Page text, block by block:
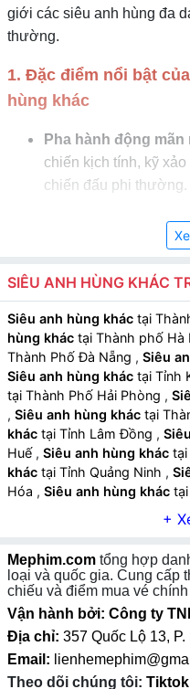
giới các siêu anh hùng đa
thường.
1. Đặc điểm nổi bật
hùng khác
Pha hành động mãn
chiến kịch tính, kỹ
chiến đấu phi thường.
Sức mạnh đặc biệt
các siêu anh hùng
Bối cảnh đa dạng
vùng đất nguy hiểm
dựng chi tiết, sống
Âm nhạc và hiệu
tráng, hiệu ứng âm
trải nghiệm hồi hộp và
SIÊU ANH HÙNG KHÁC
Siêu anh hùng khác tại
hùng khác tại Thành phố Hà
Thành Phố Đà Nẵng , Siêu
Siêu anh hùng khác tại Tỉnh
tại Thành Phố Hải Phòng ,
, Siêu anh hùng khác tại
khác tại Tỉnh Lâm Đồng ,
Huế , Siêu anh hùng khác tại
khác tại Tỉnh Quảng Ninh ,
Hóa , Siêu anh hùng khác
Siêu
tại Tỉnh
Siêu anh
anh hùng kháctại Tỉnh Lào
Quảng Ngãi,Siêu anh hùng
hùng khác tại Tỉnh Vĩnh Long
Ninh Bình
Siêu anh hùng
hùng kháctại Tỉnh Hà Tĩnh ,
Tháp, Siêu anh hùng khác
kháctại Tỉnh Sơn La, Siêu
Mephim.com tổng hợp
loại và quốc gia. Cung cấp
chiếu và điểm mua vé chính
Vận hành bởi: Công ty
Địa chỉ: 357 Quốc Lộ 13,
Email:
Theo dõi chúng tôi: Tiktok